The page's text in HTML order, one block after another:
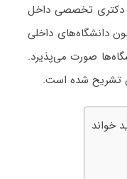
دکتری تخصصی داخل
دانشگاه‌های داخلی
صورت می‌پذیرد.
تشریح شده است.
خواند